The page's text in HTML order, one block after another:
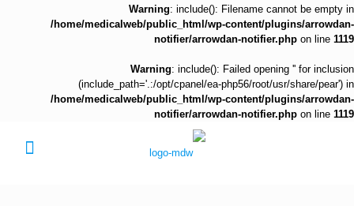
Warning: include(): Filename cannot be empty in
/home/medicalweb/public_html/wp-content/plugins/arrowdan-
notifier/arrowdan-notifier.php on line 1119
Warning: include(): Failed opening '' for inclusion
(include_path='.:/opt/cpanel/ea-php56/root/usr/share/pear') in
/home/medicalweb/public_html/wp-content/plugins/arrowdan-
notifier/arrowdan-notifier.php on line 1119